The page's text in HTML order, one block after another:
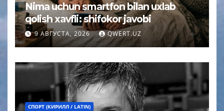
Nima uchun smartfon bilan uxlab
qolish xavfli: shifokor javobi
9 АВГУСТА, 2026 QWERT.UZ
СПОРТ (КИРИЛЛ / LATIN)